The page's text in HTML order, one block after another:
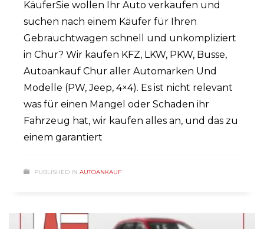
KäuferSie wollen Ihr Auto verkaufen und
suchen nach einem Käufer für Ihren
Gebrauchtwagen schnell und unkompliziert
in Chur? Wir kaufen KFZ, LKW, PKW, Busse,
Autoankauf Chur aller Automarken Und
Modelle (PW, Jeep, 4×4). Es ist nicht relevant
was für einen Mangel oder Schaden ihr
Fahrzeug hat, wir kaufen alles an, und das zu
einem garantiert
PUBLISHED IN AUTOANKAUF